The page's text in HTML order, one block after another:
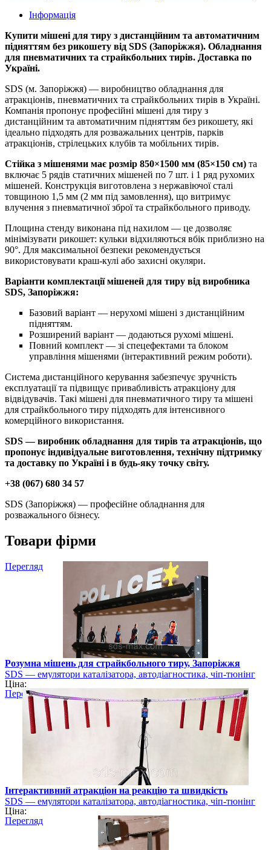
Інформація
Купити мішені для тиру з дистанційним та автоматичним
підняттям без рикошету від SDS (Запоріжжя). Обладнання
для пневматичних та страйкбольних тирів. Доставка по
Україні.
SDS (м. Запоріжжя) — виробництво обладнання для
атракціонів, пневматичних та страйкбольних тирів в Україні.
Компанія пропонує професійні мішені для тиру з
дистанційним та автоматичним підняттям без рикошету, які
ідеально підходять для розважальних центрів, парків
атракціонів, стрілецьких клубів та мобільних тирів.
Стійка з мішенями має розмір 850×1500 мм (85×150 см) та
включає 5 рядів статичних мішеней по 7 шт. і 1 ряд рухомих
мішеней. Конструкція виготовлена з нержавіючої сталі
товщиною 1,5 мм (2 мм під замовлення), що витримує
влучення з пневматичної зброї та страйкбольного приводу.
Площина стенду виконана під нахилом — це дозволяє
мінімізувати рикошет: кульки відхиляються вбік приблизно на
90°. Для максимальної безпеки рекомендується
використовувати краш-кулі або захисні окуляри.
Варіанти комплектації мішеней для тиру від виробника
SDS, Запоріжжя:
Базовий варіант — нерухомі мішені з дистанційним
підняттям.
Розширений варіант — додаються рухомі мішені.
Повний комплект — зі спецефектами та блоком
управління мішенями (інтерактивний режим роботи).
Система дистанційного керування забезпечує зручність
експлуатації та підвищує привабливість атракціону для
відвідувачів. Такі мішені для пневматичного тиру та мішені
для страйкбольного тиру підходять для інтенсивного
комерційного використання.
SDS — виробник обладнання для тирів та атракціонів, що
пропонує індивідуальне виготовлення, технічну підтримку
та доставку по Україні і в будь-яку точку світу.
+38 (067) 680 34 57
SDS (Запоріжжя) — професійне обладнання для
розважального бізнесу.
Товари фірми
Перегляд
Розумна мішень для страйкбольного тиру, Запоріжжя
SDS — емулятори каталізатора, автодіагностика, чіп-тюнінг
Ціна:
Перегляд
Інтерактивний атракціон на реакцію та швидкість
SDS — емулятори каталізатора, автодіагностика, чіп-тюнінг
Ціна:
Перегляд